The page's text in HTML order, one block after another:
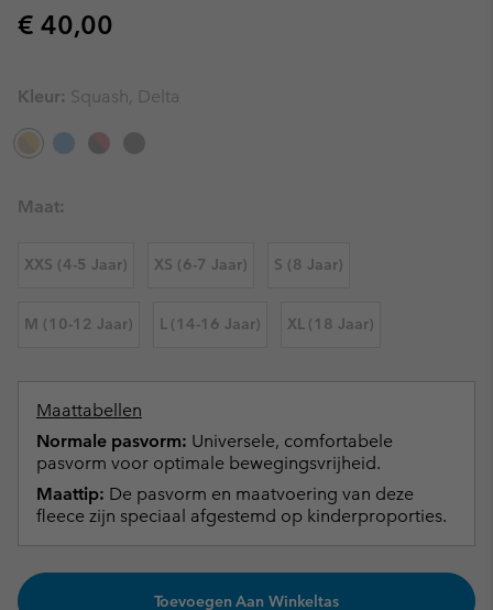
Regular price:
€ 40,00
Kleur: Squash, Delta
Maat:
XXS (4-5 Jaar) XS (6-7 Jaar) S (8 Jaar)
M (10-12 Jaar) L (14-16 Jaar) XL (18 Jaar)
Maattabellen
Normale pasvorm: Universele, comfortabele
pasvorm voor optimale bewegingsvrijheid.
Maattip: De pasvorm en maatvoering van deze
fleece zijn speciaal afgestemd op kinderproporties.
Toevoegen Aan Winkeltas